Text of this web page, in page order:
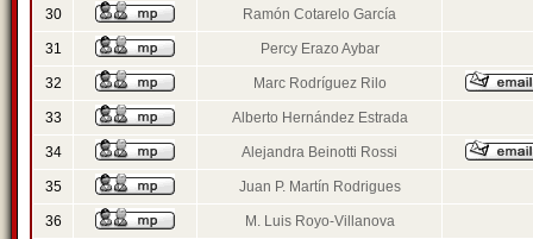
30 Ramón Cotarelo García
31 Percy Erazo Aybar
32 Marc Rodríguez Rilo
33 Alberto Hernández Estrada
34 Alejandra Beinotti Rossi
35 Juan P. Martín Rodrigues
36 M. Luis Royo-Villanova